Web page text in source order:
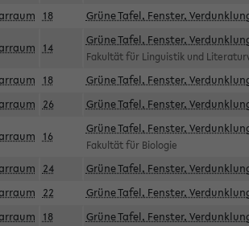
18 Grüne Tafel, Fenster,
14
Grüne Tafel, Fenster,
Fakultät für Linguistik und
18 Grüne Tafel, Fenster,
26 Grüne Tafel, Fenster,
16
Grüne Tafel, Fenster,
Fakultät für Biologie
24 Grüne Tafel, Fenster,
22 Grüne Tafel, Fenster,
18 Grüne Tafel, Fenster,